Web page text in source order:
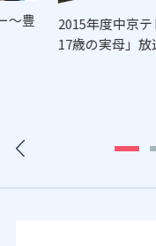
～豊
2015年度中京
17歳の実母」